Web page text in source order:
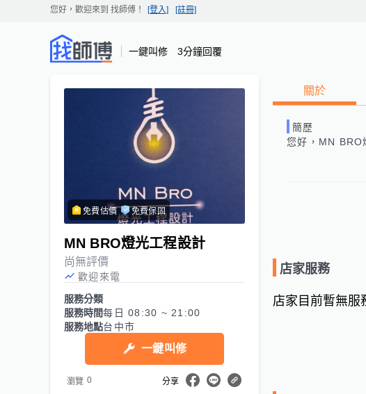
您好，歡迎來到 找師傅 ！ [登入] [註冊]
一鍵叫修 3分鐘回覆
免費估價 免費保固
MN BRO燈光工程設計
尚無評價
歡迎來電
服務分類
服務時間每日 08:30 ~ 21:00
服務地點台中市
一鍵叫修
瀏覽 0 分享
關於
簡歷
您好， MN BRO
店家服務
店家目前暫無服